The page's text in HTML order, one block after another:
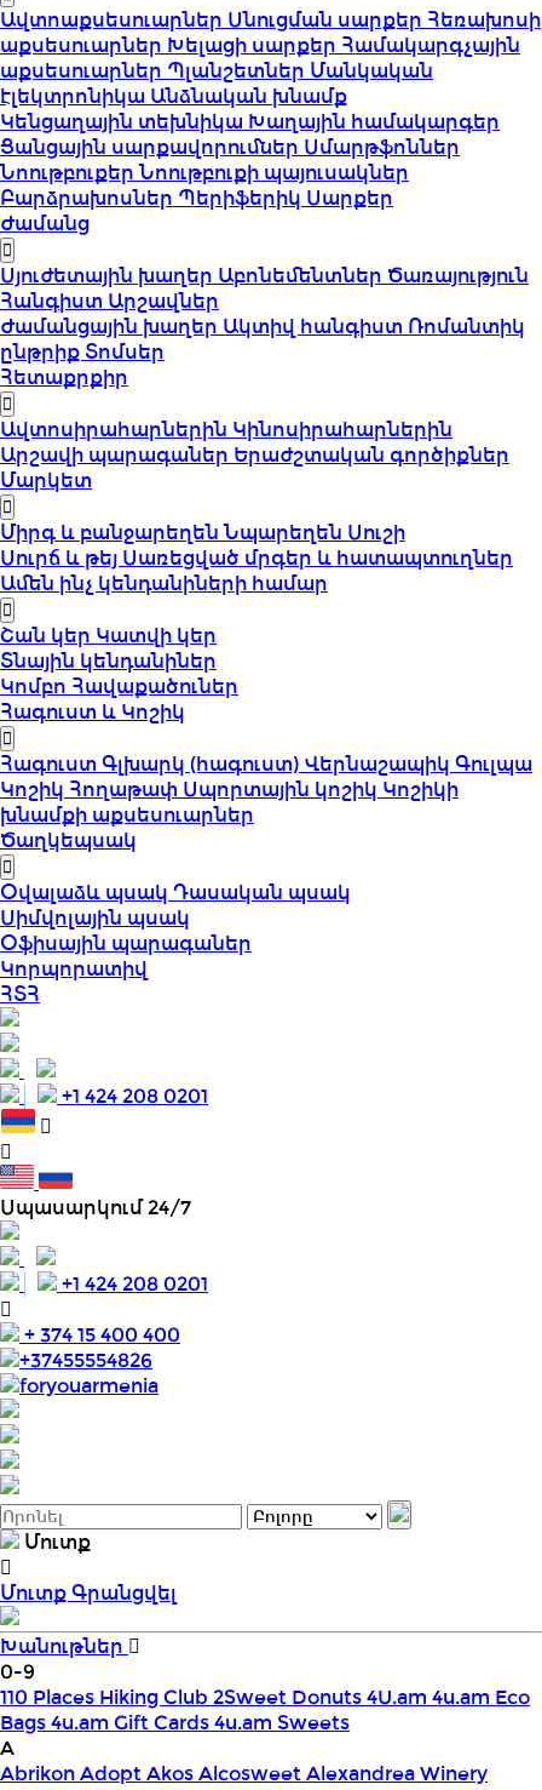
Ավտոաքսեսուարներ Սնուցման սարքեր Հեռախոսի
աքսեսուարներ Խելացի սարքեր Համակարգչային
աքսեսուարներ Պլանշետներ Մանկական
էլեկտրոնիկա Անձնական խնամք
Կենցաղային տեխնիկա Խաղային համակարգեր
Ցանցային սարքավորումներ Սմարթֆոններ
ՆոութբուքերՆոութբուքի պայուսակներ
Բարձրախոսներ Պերիֆերիկ Սարքեր
Ժամանց
Սյուժետային խաղեր Աբոնեմենտներ Ծառայություն
Հանգիստ Արշավներ
Ժամանցային խաղեր Ակտիվ հանգիստ Ռոմանտիկ
ընթրիք Տոմսեր
Հետաքրքիր
Ավտոսիրահարներին Կինոսիրահարներին
Արշավի պարագաներ Երաժշտական գործիքներ
Մարկետ
Միրգ և բանջարեղենՆպարեղեն Սուշի
Սուրճ և թեյ Սառեցված մրգեր և հատապտուղներ
Ամեն ինչ կենդանիների համար
Շան կեր Կատվի կեր
Տնային կենդանիներ
Կոմբո Հավաքածուներ
Հագուստ և Կոշիկ
Հագուստ Գլխարկ (հագուստ) Վերնաշապիկ Գուլպա
Կոշիկ Հողաթափ Սպորտային կոշիկ Կոշիկի
խնամքի աքսեսուարներ
Ծաղկեպսակ
Օվալաձև պսակ Դասական պսակ
Սիմվոլային պսակ
Օֆիսային պարագաներ
Կորպորատիվ
ՀՏՀ
+1 424 208 0201
Սպասարկում 24/7
+1 424 208 0201
+ 374 15 400 400
+37455554826
foryouarmenia
Մուտք
ՄուտքԳրանցվել
Խանութներ
0-9
110 Places Hiking Club 2Sweet Donuts4U.am 4u.am Eco
Bags4u.am Gift Cards4u.am Sweets
A
AbrikonAdoptAkosAlcosweetAlexandrea Winery